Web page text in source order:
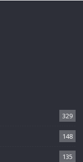
329
148
135